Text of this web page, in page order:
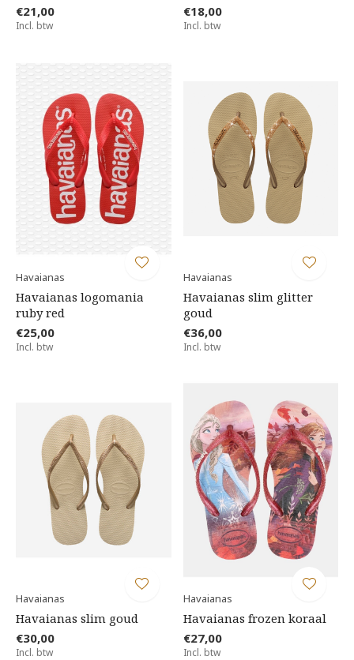
€21,00
Incl. btw
€18,00
Incl. btw
Havaianas
Havaianas logomania
ruby red
€25,00
Incl. btw
Havaianas
Havaianas slim glitter
goud
€36,00
Incl. btw
Havaianas
Havaianas slim goud
€30,00
Incl. btw
Havaianas
Havaianas frozen koraal
€27,00
Incl. btw